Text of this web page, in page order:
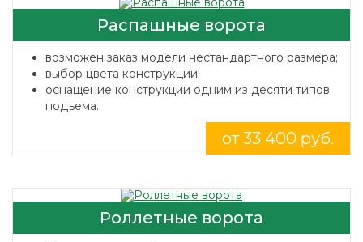
Распашные ворота
возможен заказ модели нестандартного размера;
выбор цвета конструкции;
оснащение конструкции одним из десяти типов
подъема.
от 33 400 руб.
Роллетные ворота